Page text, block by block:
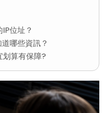
位址？
哪些資訊？
算有保障?